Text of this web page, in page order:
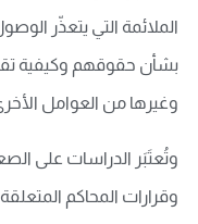
الملائمة التي يتعذّر
بشأن حقوقهم وكيفية
وغيرها من العوامل
وتُعتَبَر الدراسات على
وقرارات المحاكم